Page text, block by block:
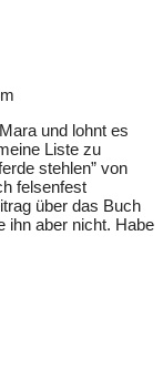
und lohnt es
Liste zu
stehlen” von
felsenfest
über das Buch
ihn aber nicht. Habe